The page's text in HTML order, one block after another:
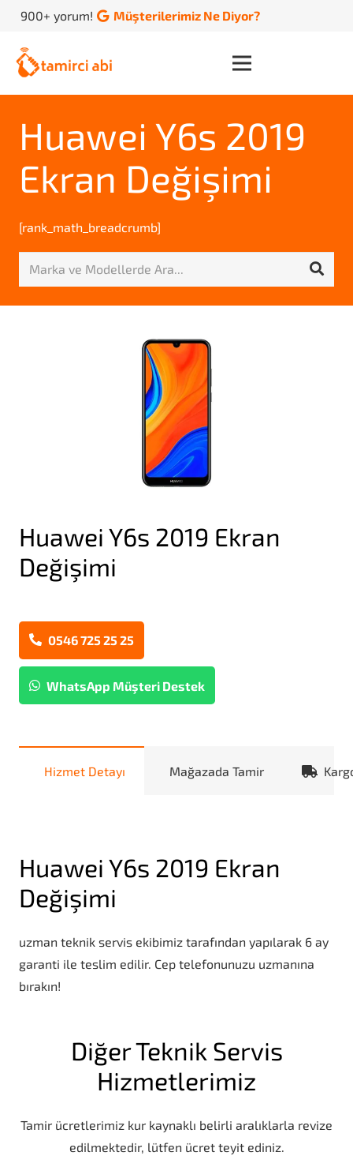
900+ yorum! Müşterilerimiz Ne Diyor?
Huawei Y6s 2019
Ekran Değişimi
[rank_math_breadcrumb]
Huawei Y6s 2019 Ekran
Değişimi
0546 725 25 25
WhatsApp Müşteri Destek
Hizmet Detayı Mağazada Tamir
Huawei Y6s 2019 Ekran
Değişimi
uzman teknik servis ekibimiz tarafından yapılarak 6 ay
garanti ile teslim edilir. Cep telefonunuzu uzmanına
bırakın!
Diğer Teknik Servis
Hizmetlerimiz
Tamir ücretlerimiz kur kaynaklı belirli aralıklarla revize
edilmektedir, lütfen ücret teyit ediniz.